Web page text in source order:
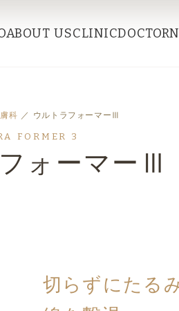
ABOUT USCLINICDOCTOR
科 ／ ウルトラフォーマーⅢ
FORMER 3
ォーマーⅢ
切らずにたる